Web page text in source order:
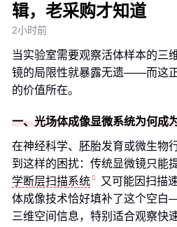
辑，老采购才知道
2小时前
当实验室需要观察活体样本的三
镜的局限性就暴露无遗——而这
的价值所在。
一、光场体成像显微系统为何成
在神经科学、胚胎发育或微生物
到这样的困扰：传统显微镜只能
学断层扫描系统
又可能因扫描
体成像技术恰好填补了这个空
三维空间信息，特别适合观察快